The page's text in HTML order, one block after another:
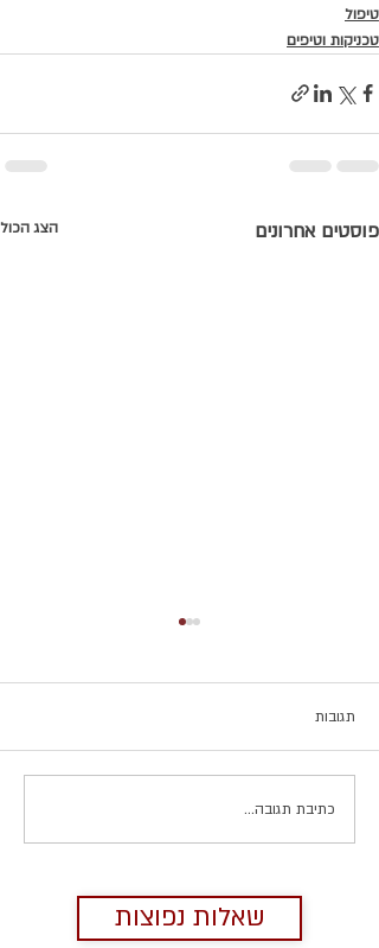
טיפול
טכניקות וטיפים
פוסטים אחרונים הצג הכול
על משבר בטיפול ובגידות בחיי
הנישואין
תגובות
כתיבת תגובה...
שאלות נפוצות